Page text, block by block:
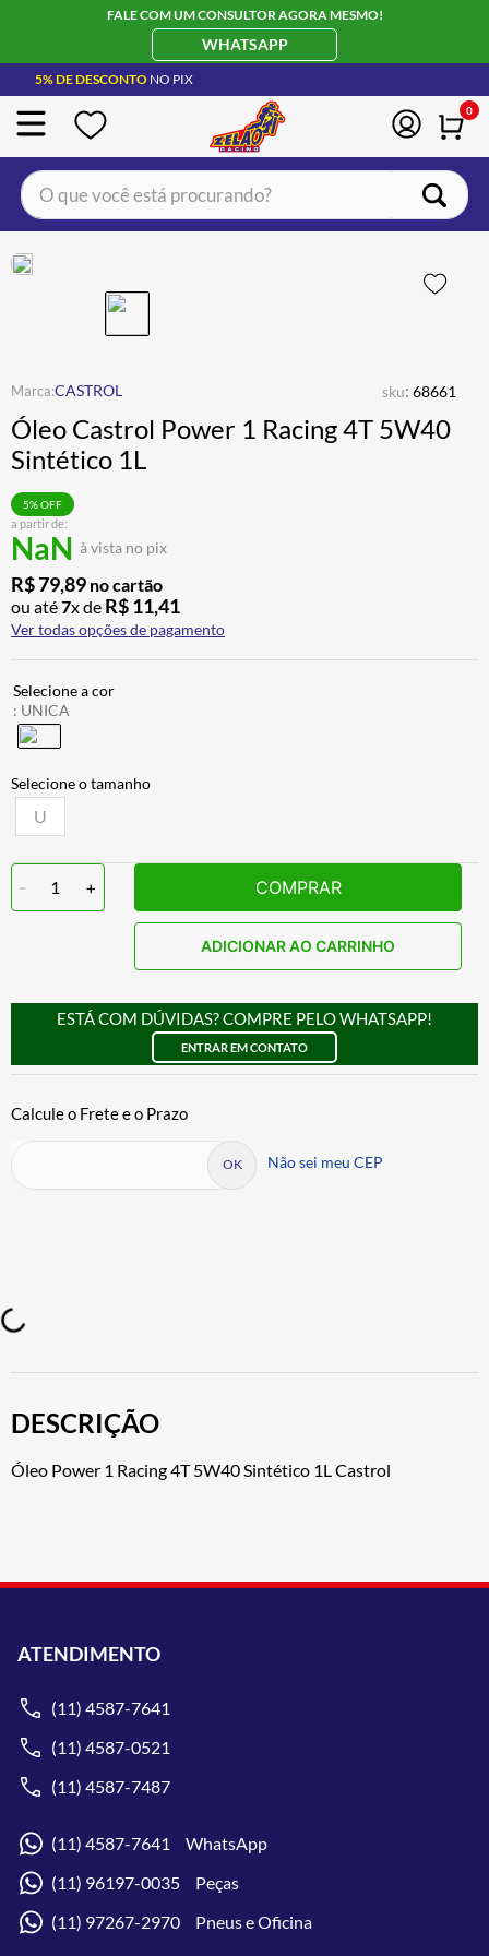
FALE COM UM CONSULTOR AGORA MESMO!
WHATSAPP
5% DE DESCONTO NO PIX
0
O que você está procurando?
CASTROL sku: 68661
Óleo Castrol Power 1 Racing 4T 5W40
Sintético 1L
a partir de:
NaN à vista no pix
5% OFF
R$79,89 no cartão
ou até7x de R$11,41
Ver todas opções de pagamento
: UNICA
U
- 1 + COMPRAR
ADICIONAR AO CARRINHO
ESTÁ COM DÚVIDAS? COMPRE PELO WHATSAPP!
ENTRAR EM CONTATO
Não sei meu CEP
DESCRIÇÃO
Óleo Power 1 Racing 4T 5W40 Sintético 1L Castrol
ATENDIMENTO
(11) 4587-7641
(11) 4587-0521
(11) 4587-7487
(11) 4587-7641 WhatsApp
(11) 96197-0035 Peças
(11) 97267-2970 Pneus e Oficina
BOTA
4º ÓCULOS SOLAR
5º LUVA
6º BAU
7º
8 º ALPINESTAR
9º AIROH
10º BOTAS